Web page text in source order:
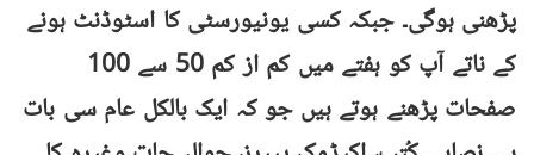
پڑھنی ہوگی۔ جبکہ کسی یونیورسٹی کا اسٹوڈنٹ ہونے
کے ناتے آپ کو ہفتے میں کم از کم 50 سے 100
صفحات پڑھنے ہوتے ہیں جو کہ ایک بالکل عام سی بات